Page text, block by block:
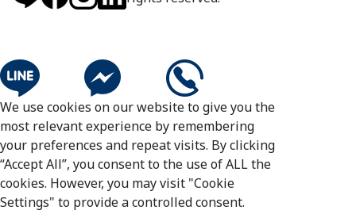
We use cookies on our website to give you the
most relevant experience by remembering
your preferences and repeat visits. By clicking
“Accept All”, you consent to the use of ALL the
cookies. However, you may visit "Cookie
Settings" to provide a controlled consent.